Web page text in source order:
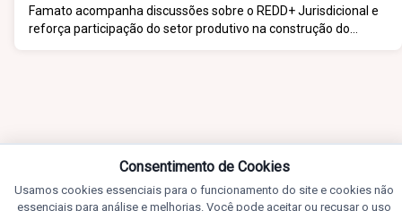
Famato acompanha discussões sobre o REDD+ Jurisdicional e
reforça participação do setor produtivo na construção do
Consentimento de Cookies
Usamos cookies essenciais para o funcionamento do site e cookies não
essenciais para análise e melhorias. Você pode aceitar ou recusar o uso